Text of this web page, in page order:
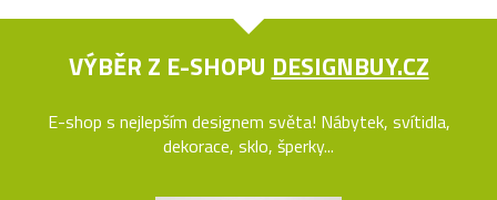
VÝBĚR Z E-SHOPU DESIGNBUY.CZ
E-shop s nejlepším designem světa! Nábytek, svítidla,
dekorace, sklo, šperky...